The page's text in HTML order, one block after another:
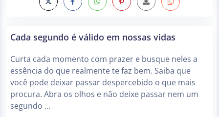
Cada segundo é válido em nossas vidas
Curta cada momento com prazer e busque neles a
essência do que realmente te faz bem. Saiba que
você pode deixar passar despercebido o que mais
procura. Abra os olhos e não deixe passar nem um
segundo …